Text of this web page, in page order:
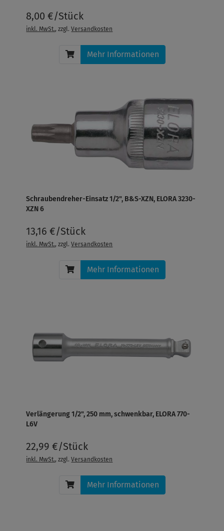
8,00 €/Stück
inkl. MwSt., zzgl.Versandkosten
Mehr Informationen
Schraubendreher-Einsatz 1/2", B&S-XZN, ELORA 3230-
XZN 6
13,16 €/Stück
inkl. MwSt., zzgl.Versandkosten
Mehr Informationen
Verlängerung 1/2", 250 mm, schwenkbar, ELORA 770-
L6V
22,99 €/Stück
inkl. MwSt., zzgl.Versandkosten
Mehr Informationen